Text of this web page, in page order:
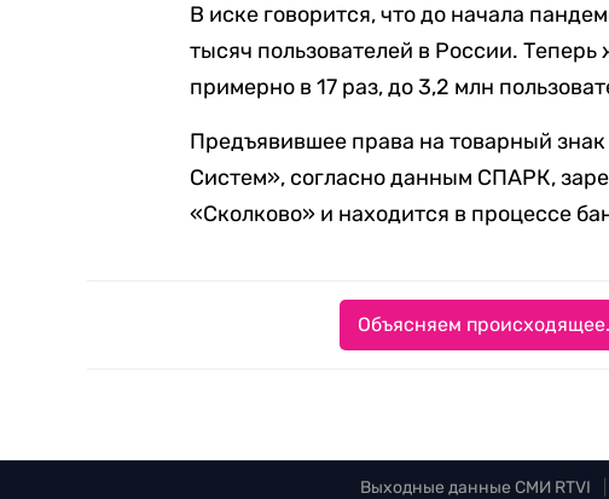
В иске говорится, что до начала
тысяч пользователей в России. Теперь
примерно в 17 раз, до 3,2 млн
Предъявившее права на товарный
Систем», согласно данным СПАРК,
«Сколково» и находится в процессе
Объясняем происходящее.
Выходные данные СМИ RTVI